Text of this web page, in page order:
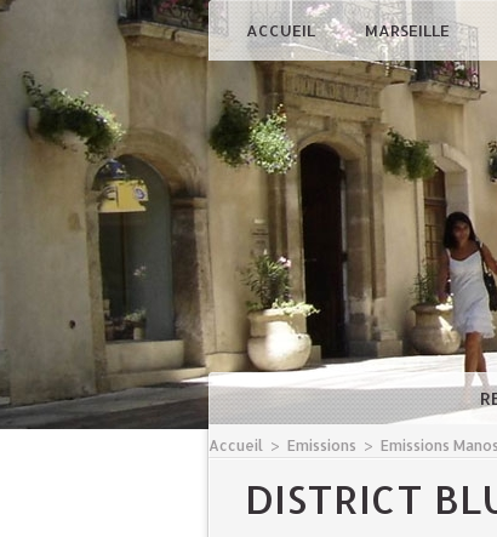
ACCUEIL MARSEILLE
Accueil > Emissions > Emissions
DISTRICT